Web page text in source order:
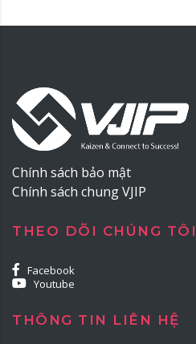
Chính sách bảo mật
Chính sách chung VJIP
THEO DÕI CHÚNG TÔI
Facebook
Youtube
THÔNG TIN LIÊN HỆ